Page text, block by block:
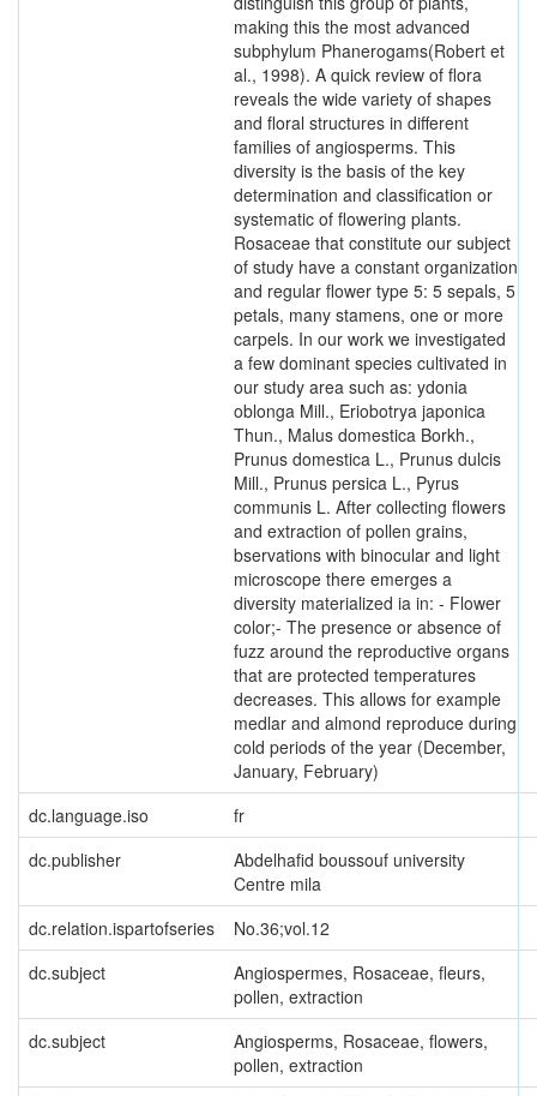
making this the most advanced
subphylum Phanerogams(Robert et
al., 1998). A quick review of flora
reveals the wide variety of shapes
and floral structures in different
families of angiosperms. This
diversity is the basis of the key
determination and classification or
systematic of flowering plants.
Rosaceae that constitute our subject
of study have a constant organization
and regular flower type 5: 5 sepals, 5
petals, many stamens, one or more
carpels. In our work we investigated
a few dominant species cultivated in
our study area such as: ydonia
oblonga Mill., Eriobotrya japonica
Thun., Malus domestica Borkh.,
Prunus domestica L., Prunus dulcis
Mill., Prunus persica L., Pyrus
communis L. After collecting flowers
and extraction of pollen grains,
bservations with binocular and light
microscope there emerges a
diversity materialized ia in: - Flower
color;- The presence or absence of
fuzz around the reproductive organs
that are protected temperatures
decreases. This allows for example
medlar and almond reproduce during
cold periods of the year (December,
January, February)
dc.language.iso
fr
dc.publisher
Abdelhafid boussouf university
Centre mila
dc.relation.ispartofseries
No.36;vol.12
dc.subject
Angiospermes, Rosaceae, fleurs,
pollen, extraction
dc.subject
Angiosperms, Rosaceae, flowers,
pollen, extraction